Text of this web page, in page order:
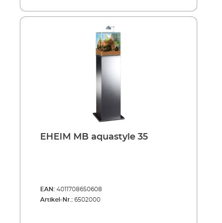
EHEIM MB aquastyle 35
EAN: 4011708650608
Artikel-Nr.: 6502000